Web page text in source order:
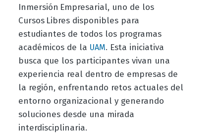
Inmersión Empresarial, uno de los
Cursos Libres disponibles para
estudiantes de todos los programas
académicos de la UAM. Esta iniciativa
busca que los participantes vivan una
experiencia real dentro de empresas de
la región, enfrentando retos actuales del
entorno organizacional y generando
soluciones desde una mirada
interdisciplinaria.